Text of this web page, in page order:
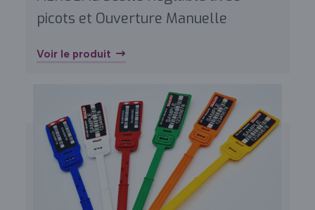
picots et Ouverture Manuelle
Voir le produit